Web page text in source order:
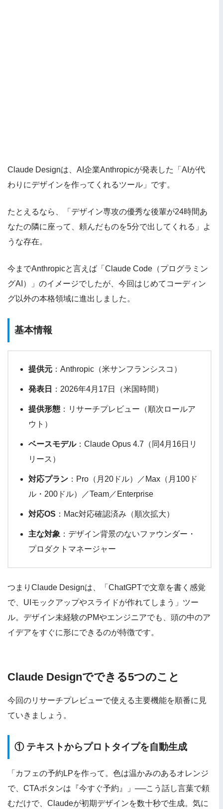
Claude Designは、AI企業Anthropicが発表した「AIが代
わりにデザインを作ってくれるツール」です。
たとえるなら、「デザイン専攻の優秀な後輩が24時間あ
なたの隣に座って、頼んだものを5分で出してくれる」よ
うな存在。
今までAnthropicと言えば「Claude Code（プログラミン
グAI）」のイメージでしたが、今回はじめてコーディン
グ以外の本格領域に進出しました。
基本情報
提供元 ：Anthropic（米サンフランシスコ）
発表日 ：2026年4月17日（米国時間）
提供形態 ：リサーチプレビュー（順次ロールア
ウト）
ベースモデル：Claude Opus 4.7（同4月16日リ
リース）
対応プラン ：Pro（月20ドル）／Max（月100ド
ル・200ドル）／Team／Enterprise
対応OS ：Mac対応確認済み（順次拡大）
主な対象 ：デザイン背景のないファウンダー・
プロダクトマネージャー
つまりClaude Designは、「ChatGPTで文章を書く感覚
で、UIモックアップやスライドが作れてしまう」ツー
ル。デザイン未経験のPMやエンジニアでも、頭の中のア
イデアをすぐに形にできるのが特徴です。
Claude Designでできる5つのこと
今回のリサーチプレビューで使える主要機能を順番に見
ていきましょう。
① テキストからプロトタイプを自動生成
「カフェの予約LPを作って。色は温かみのあるオレンジ
で、CTAボタンは『今すぐ予約』」──こう話し言葉で頼
むだけで、Claudeが初期デザインを数十秒で生成。気に